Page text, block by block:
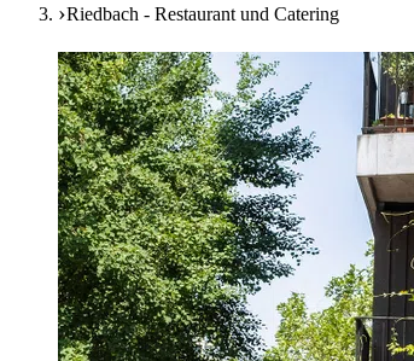
Riedbach - Restaurant und Catering